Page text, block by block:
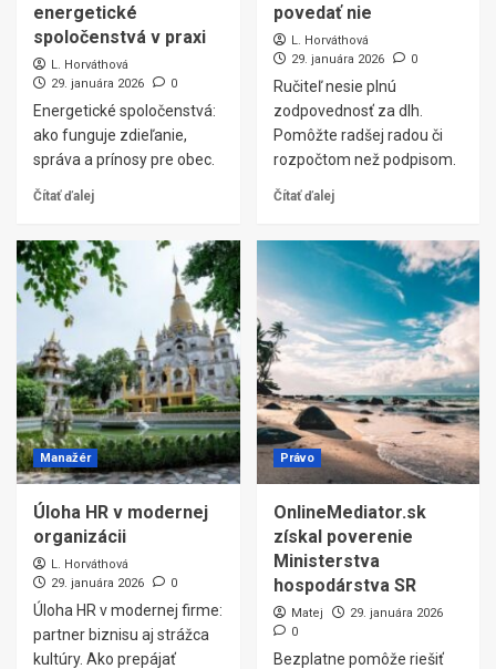
energetické
spoločenstvá v praxi
L. Horváthová
29. januára 2026
0
Energetické spoločenstvá:
ako funguje zdieľanie,
správa a prínosy pre obec.
Čítať ďalej
povedať nie
L. Horváthová
29. januára 2026
0
Ručiteľ nesie plnú
zodpovednosť za dlh.
Pomôžte radšej radou či
rozpočtom než podpisom.
Čítať ďalej
Manažér
Úloha HR v modernej
organizácii
L. Horváthová
29. januára 2026
0
Úloha HR v modernej firme:
partner biznisu aj strážca
kultúry. Ako prepájať
Právo
OnlineMediator.sk
získal poverenie
Ministerstva
hospodárstva SR
Matej
29. januára 2026
0
Bezplatne pomôže riešiť